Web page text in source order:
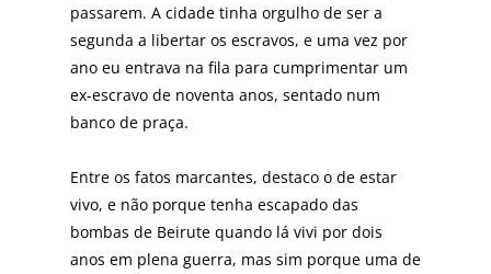
passarem. A cidade tinha orgulho de ser a
segunda a libertar os escravos, e uma vez por
ano eu entrava na fila para cumprimentar um
ex-escravo de noventa anos, sentado num
banco de praça.
Entre os fatos marcantes, destaco o de estar
vivo, e não porque tenha escapado das
bombas de Beirute quando lá vivi por dois
anos em plena guerra, mas sim porque uma de